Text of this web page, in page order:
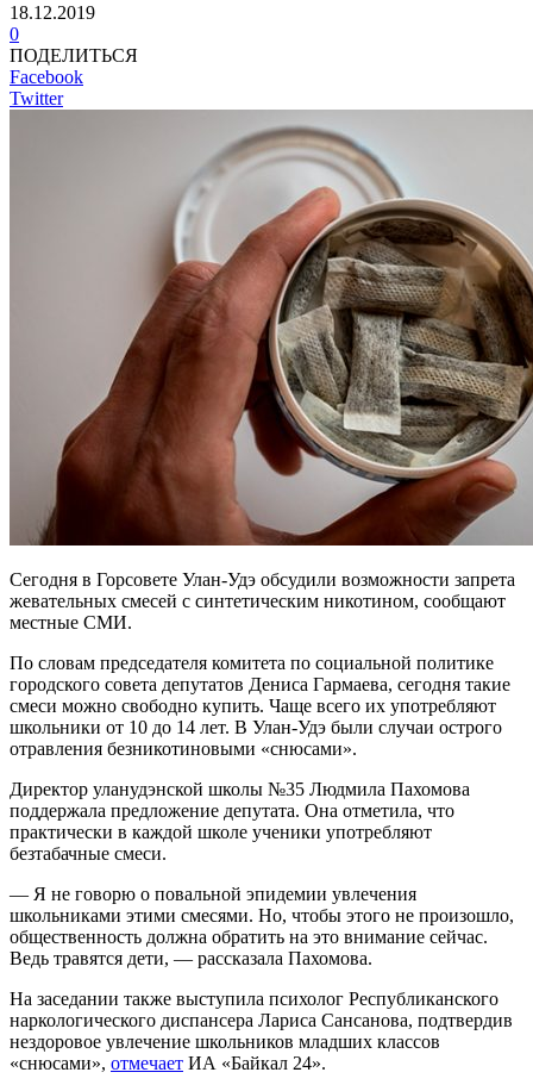
18.12.2019
0
ПОДЕЛИТЬСЯ
Facebook
Twitter
Сегодня в Горсовете Улан-Удэ обсудили возможности запрета
жевательных смесей с синтетическим никотином, сообщают
местные СМИ.
По словам председателя комитета по социальной политике
городского совета депутатов Дениса Гармаева, сегодня такие
смеси можно свободно купить. Чаще всего их употребляют
школьники от 10 до 14 лет. В Улан-Удэ были случаи острого
отравления безникотиновыми «снюсами».
Директор уланудэнской школы №35 Людмила Пахомова
поддержала предложение депутата. Она отметила, что
практически в каждой школе ученики употребляют
безтабачные смеси.
— Я не говорю о повальной эпидемии увлечения
школьниками этими смесями. Но, чтобы этого не произошло,
общественность должна обратить на это внимание сейчас.
Ведь травятся дети, — рассказала Пахомова.
На заседании также выступила психолог Республиканского
наркологического диспансера Лариса Сансанова, подтвердив
нездоровое увлечение школьников младших классов
«снюсами», отмечает ИА «Байкал 24».